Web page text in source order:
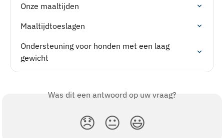
Onze maaltijden
Maaltijdtoeslagen
Ondersteuning voor honden met een laag
gewicht
Was dit een antwoord op uw vraag?
😞 😐 😃